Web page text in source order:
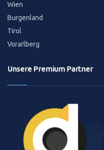
Wien
Burgenland
Tirol
Vorarlberg
Unsere Premium Partner